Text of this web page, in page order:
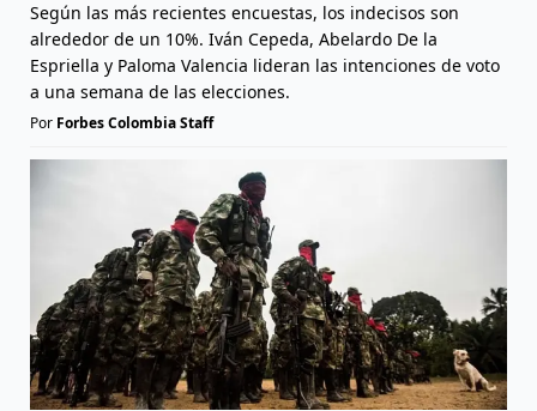
Según las más recientes encuestas, los indecisos son
alrededor de un 10%. Iván Cepeda, Abelardo De la
Espriella y Paloma Valencia lideran las intenciones de voto
a una semana de las elecciones.
Por Forbes Colombia Staff